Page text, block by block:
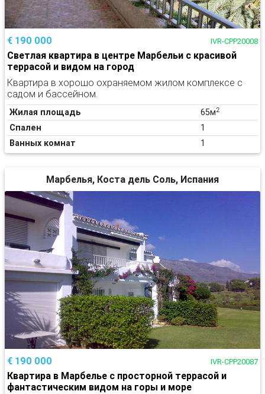
€ 190 000 IVR-CPP20008
Светлая квартира в центре Марбельи с красивой
террасой и видом на город
Квартира в хорошо охраняемом жилом комплексе с
садом и бассейном.
Жилая площадь 65м2
Спален
1
Ванных комнат
1
Марбелья, Коста дель Соль, Испания
€ 190 000 IVR-CPP20087
Квартира в Марбелье с просторной террасой и
фантастическим видом на горы и море